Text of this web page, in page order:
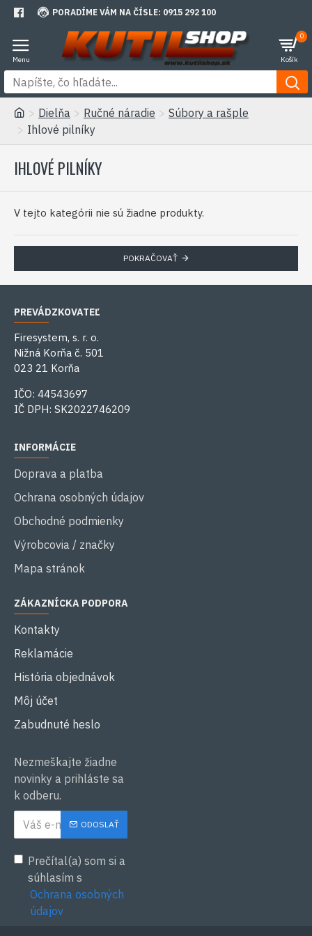
PORADÍME VÁM NA ČÍSLE: 0915 292 100
0
Dielňa Ručné náradie
Súbory a rašple
Ihlové pilníky
IHLOVÉ PILNÍKY
V tejto kategórii nie sú žiadne produkty.
POKRAČOVAŤ
PREVÁDZKOVATEĽ
Firesystem, s. r. o.
Nižná Korňa č. 501
023 21 Korňa
IČO: 44543697
IČ DPH: SK2022746209
INFORMÁCIE
Doprava a platba
Ochrana osobných údajov
Obchodné podmienky
Výrobcovia / značky
Mapa stránok
ZÁKAZNÍCKA PODPORA
Kontakty
Reklamácie
História objednávok
Môj účet
Zabudnuté heslo
Nezmeškajte žiadne
novinky a prihláste sa
k odberu.
ODOSLAŤ
Prečítal(a) som si a
súhlasím s
Ochrana osobných
údajov